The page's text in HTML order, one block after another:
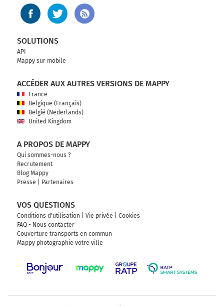
SOLUTIONS
API
Mappy sur mobile
ACCÉDER AUX AUTRES VERSIONS DE MAPPY
France
Belgique (Français)
België (Nederlands)
United Kingdom
A PROPOS DE MAPPY
Qui sommes-nous ?
Recrutement
Blog Mappy
Presse
Partenaires
VOS QUESTIONS
Conditions d'utilisation Vie privée
Cookies
FAQ - Nous contacter
Couverture transports en commun
Mappy photographie votre ville